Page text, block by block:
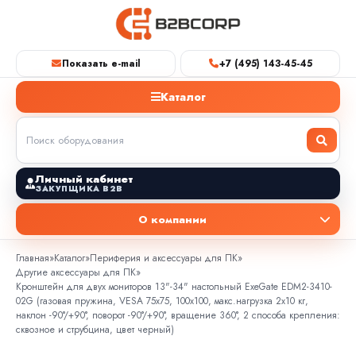
Показать e-mail +7 (495) 143-45-45
Каталог
Личный кабинет
ЗАКУПЩИКА B2B
О компании
Главная»Каталог»Периферия и аксессуары для ПК»
Другие аксессуары для ПК»
Кронштейн для двух мониторов 13"-34" настольный ExeGate EDM2-3410-
02G (газовая пружина, VESA 75x75, 100x100, макс.нагрузка 2х10 кг,
наклон -90°/+90°, поворот -90°/+90°, вращение 360°, 2 способа крепления:
сквозное и струбцина, цвет черный)